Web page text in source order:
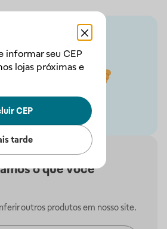
informar seu CEP
lojas próximas e
CEP
tarde
o que você
outros produtos em nosso site.